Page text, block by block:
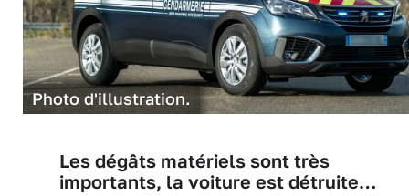
Photo d'illustration.
Les dégâts matériels sont très
importants, la voiture est détruite…